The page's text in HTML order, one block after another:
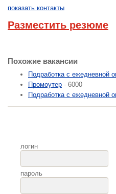
показать контакты
Разместить резюме
Похожие вакансии
Подработка с ежедневной
Промоутер - 6000
Подработка с ежедневной
логин
пароль